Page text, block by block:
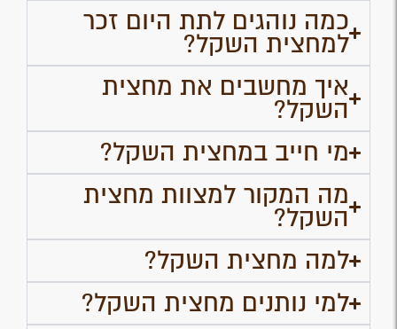
כמה נוהגים לתת היום זכר
למחצית השקל?
איך מחשבים את מחצית
השקל?
מי חייב במחצית השקל?
מה המקור למצוות מחצית
השקל?
למה מחצית השקל?
למי נותנים מחצית השקל?